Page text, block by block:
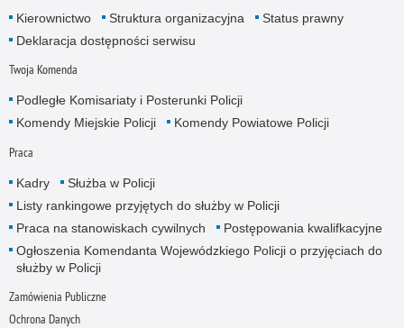
Kierownictwo Struktura organizacyjna
Status prawny
Deklaracja dostępności serwisu
Twoja Komenda
Podległe Komisariaty i Posterunki Policji
Komendy Miejskie Policji
Komendy Powiatowe Policji
Praca
Kadry
Służba w Policji
Listy rankingowe przyjętych do służby w Policji
Praca na stanowiskach cywilnych
Postępowania kwalifkacyjne
Ogłoszenia Komendanta Wojewódzkiego Policji o przyjęciach do
służby w Policji
Zamówienia Publiczne
Ochrona Danych